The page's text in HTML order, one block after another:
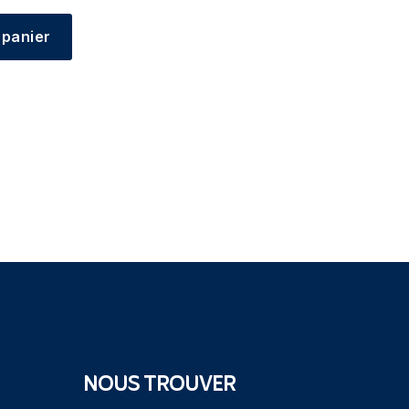
NOUS TROUVER